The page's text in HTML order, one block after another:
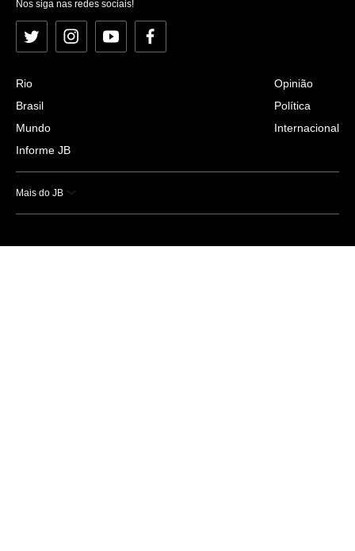
Nos siga nas redes sociais!
Twitter InstagramYouTubeFacebook
Rio
Brasil
Mundo
Informe JB
Opinião
Política
Internacional
Mais do JB
Esportes